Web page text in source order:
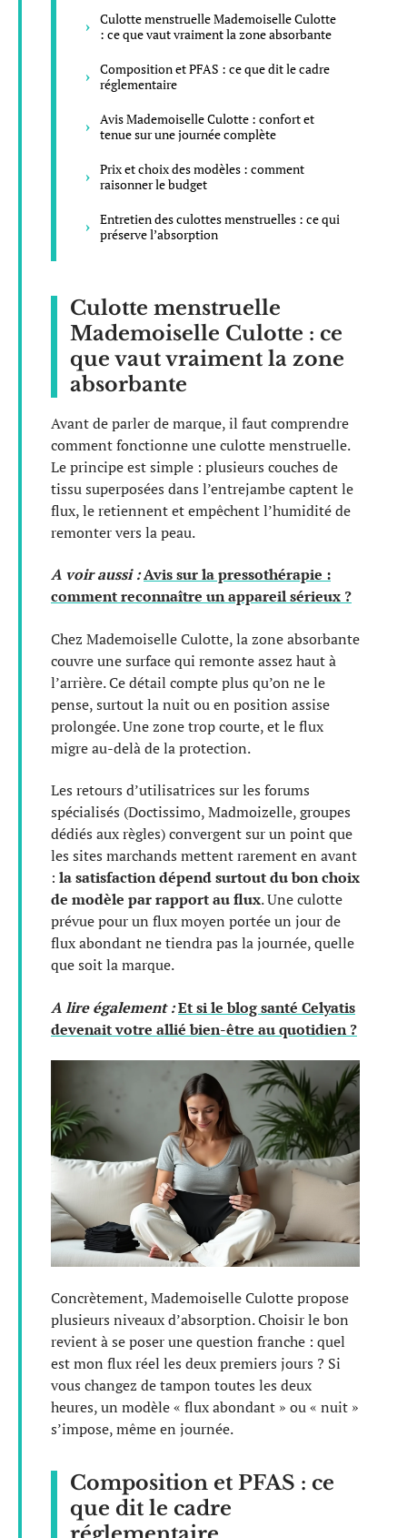
Culotte menstruelle Mademoiselle Culotte
: ce que vaut vraiment la zone absorbante
Composition et PFAS : ce que dit le cadre
réglementaire
Avis Mademoiselle Culotte : confort et
tenue sur une journée complète
Prix et choix des modèles : comment
raisonner le budget
Entretien des culottes menstruelles : ce qui
préserve l’absorption
Culotte menstruelle
Mademoiselle Culotte : ce
que vaut vraiment la zone
absorbante
Avant de parler de marque, il faut comprendre
comment fonctionne une culotte menstruelle.
Le principe est simple : plusieurs couches de
tissu superposées dans l’entrejambe captent le
flux, le retiennent et empêchent l’humidité de
remonter vers la peau.
A voir aussi :Avis sur la pressothérapie :
comment reconnaître un appareil sérieux ?
Chez Mademoiselle Culotte, la zone absorbante
couvre une surface qui remonte assez haut à
l’arrière. Ce détail compte plus qu’on ne le
pense, surtout la nuit ou en position assise
prolongée. Une zone trop courte, et le flux
migre au-delà de la protection.
Les retours d’utilisatrices sur les forums
spécialisés (Doctissimo, Madmoizelle, groupes
dédiés aux règles) convergent sur un point que
les sites marchands mettent rarement en avant
: la satisfaction dépend surtout du bon choix
de modèle par rapport au flux. Une culotte
prévue pour un flux moyen portée un jour de
flux abondant ne tiendra pas la journée, quelle
que soit la marque.
A lire également :Et si le blog santé Celyatis
devenait votre allié bien-être au quotidien ?
Concrètement, Mademoiselle Culotte propose
plusieurs niveaux d’absorption. Choisir le bon
revient à se poser une question franche : quel
est mon flux réel les deux premiers jours ? Si
vous changez de tampon toutes les deux
heures, un modèle « flux abondant » ou « nuit »
s’impose, même en journée.
Composition et PFAS : ce
que dit le cadre